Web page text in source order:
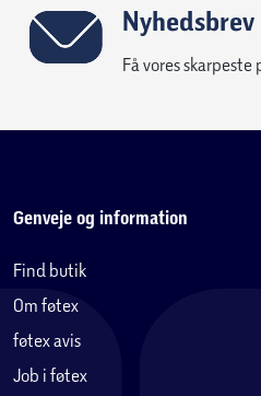
Nyhedsbrev
Få vores
Genveje og information
Find butik
Om føtex
føtex avis
Job i føtex